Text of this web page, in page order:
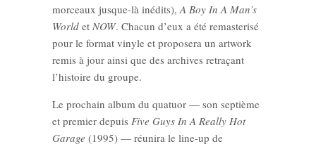
morceaux jusque-là inédits), A Boy In A Man’s
World et NOW. Chacun d’eux a été remasterisé
pour le format vinyle et proposera un artwork
remis à jour ainsi que des archives retraçant
l’histoire du groupe.
Le prochain album du quatuor — son septième
et premier depuis Five Guys In A Really Hot
Garage (1995) — réunira le line-up de